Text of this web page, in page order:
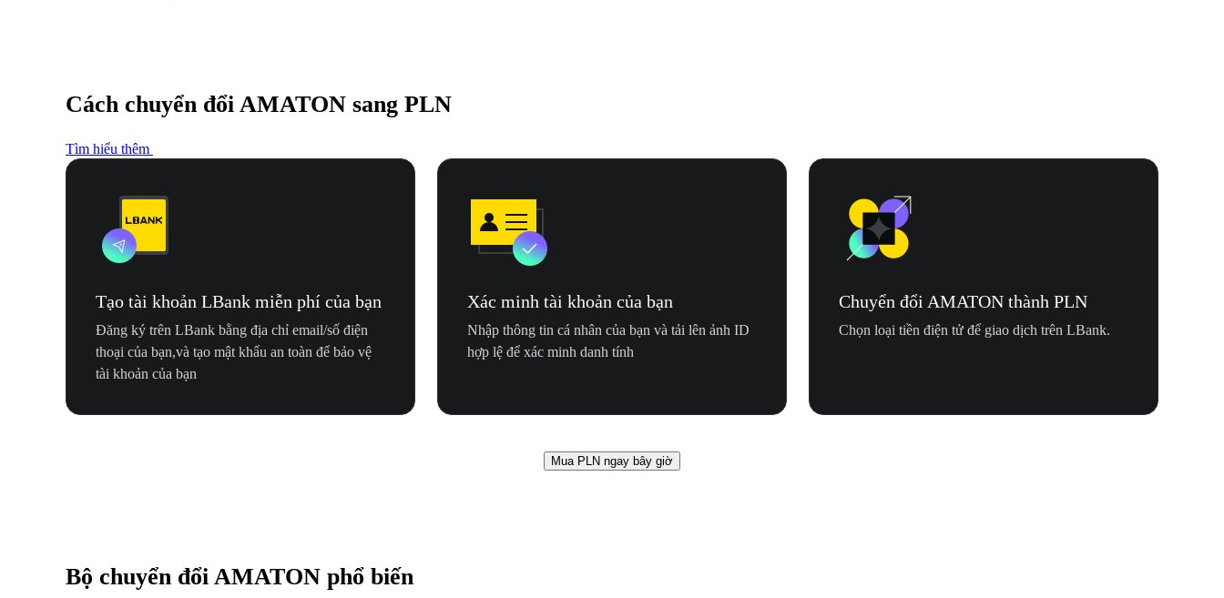
Cách chuyển đổi AMATON sang PLN
Tìm hiểu thêm
Tạo tài khoản LBank miễn phí của bạn
Đăng ký trên LBank bằng địa chỉ email/số điện
thoại của bạn,và tạo mật khẩu an toàn để bảo vệ
tài khoản của bạn
Xác minh tài khoản của bạn
Nhập thông tin cá nhân của bạn và tải lên ảnh ID
hợp lệ để xác minh danh tính
Chuyển đổi AMATON thành PLN
Chọn loại tiền điện tử để giao dịch trên LBank.
Mua PLN ngay bây giờ
Bộ chuyển đổi AMATON phổ biến